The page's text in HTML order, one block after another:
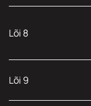
Lõi 8
Lõi 9